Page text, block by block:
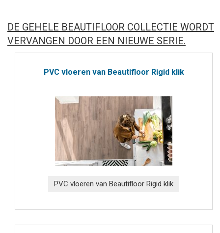
DE GEHELE BEAUTIFLOOR COLLECTIE WORDT
VERVANGEN DOOR EEN NIEUWE SERIE.
PVC vloeren van Beautifloor Rigid klik
PVC vloeren van Beautifloor Rigid klik